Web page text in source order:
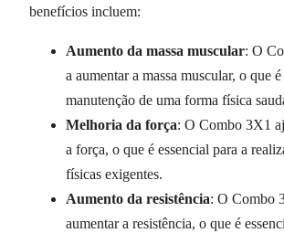
benefícios incluem:
Aumento da massa muscular: O
a aumentar a massa muscular, o que
manutenção de uma forma física
Melhoria da força: O Combo 3X1
a força, o que é essencial para a
físicas exigentes.
Aumento da resistência: O Combo
aumentar a resistência, o que é